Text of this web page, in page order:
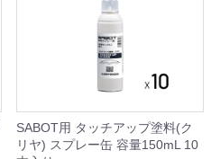
SABOT用 タッチアップ塗料(ク
リヤ) スプレー缶 容量150mL 10